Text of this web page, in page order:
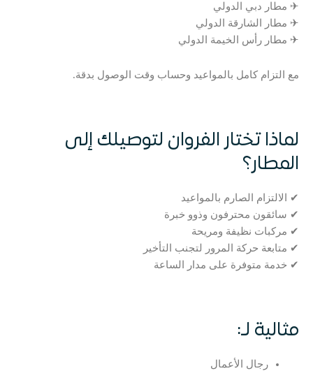
✈ مطار دبي الدولي
✈ مطار الشارقة الدولي
✈ مطار رأس الخيمة الدولي
مع التزام كامل بالمواعيد وحساب وقت الوصول بدقة.
لماذا تختار الفروان لتوصيلك إلى
المطار؟
✔ الالتزام الصارم بالمواعيد
✔ سائقون محترفون وذوو خبرة
✔ مركبات نظيفة ومريحة
✔ متابعة حركة المرور لتجنب التأخير
✔ خدمة متوفرة على مدار الساعة
مثالية لـ:
رجال الأعمال